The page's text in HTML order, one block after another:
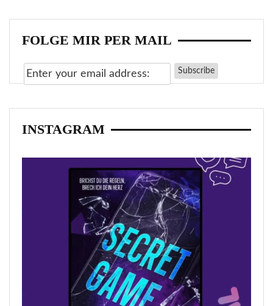
FOLGE MIR PER MAIL
INSTAGRAM